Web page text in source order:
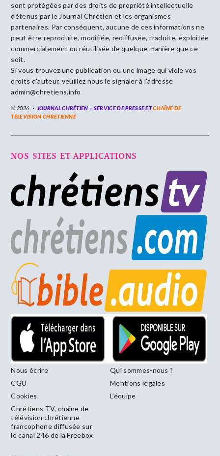
sont protégées par des droits de propriété intellectuelle
détenus par le Journal Chrétien et les organismes
partenaires. Par conséquent, aucune de ces informations ne
peut être reproduite, modifiée, rediffusée, traduite, exploitée
commercialement ou réutilisée de quelque manière que ce
soit.
Si vous trouvez une publication ou une image qui viole vos
droits d’auteur, veuillez nous le signaler à l’adresse
admin@chretiens.info
© 2026 JOURNAL CHRÉTIEN = SERVICE DE PRESSE ETCHAÎNE DE
TELEVISION CHRETIENNE
NOS SITES ET APPLICATIONS
Nous écrire
Qui sommes-nous ?
CGU
Mentions légales
Cookies
L’équipe
Chrétiens TV, chaîne de
télévision chrétienne
francophone diffusée sur
le canal 246 de la Freebox